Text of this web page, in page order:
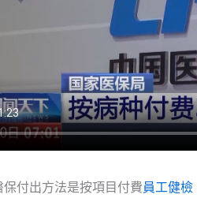
保付出方法是按項目付費員工健檢